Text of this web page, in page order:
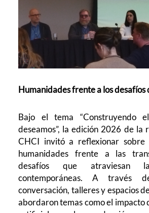
Humanidades frente a los desafíos
Bajo el tema “Construyendo
deseamos”, la edición 2026 de la
CHCI invitó a reflexionar sobre
humanidades frente a las
desafíos que atraviesan
contemporáneas. A través
conversación, talleres y espacios
abordaron temas como el impacto